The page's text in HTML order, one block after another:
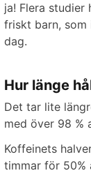
ja! Flera
friskt barn, som
dag.
Hur länge
Det tar lite
med över 98 %
Koffeinets
timmar för 50%